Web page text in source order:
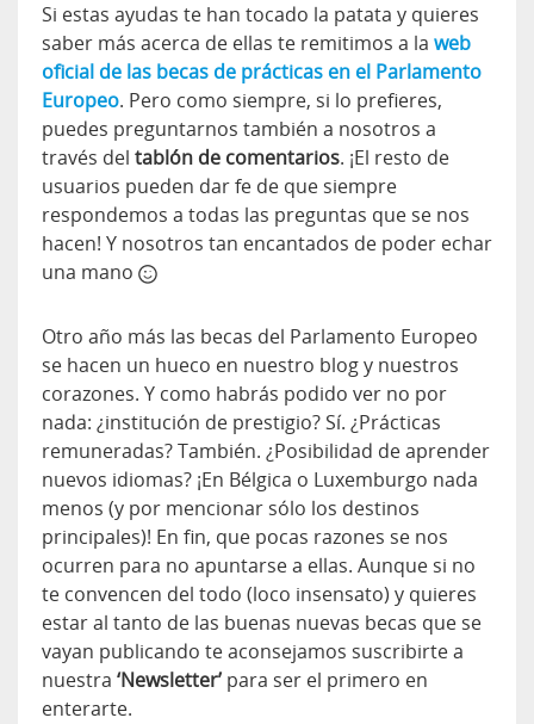
Si estas ayudas te han tocado la patata y quieres
saber más acerca de ellas te remitimos a la web
oficial de las becas de prácticas en el Parlamento
Europeo. Pero como siempre, si lo prefieres,
puedes preguntarnos también a nosotros a
través del tablón de comentarios. ¡El resto de
usuarios pueden dar fe de que siempre
respondemos a todas las preguntas que se nos
hacen! Y nosotros tan encantados de poder echar
una mano
Otro año más las becas del Parlamento Europeo
se hacen un hueco en nuestro blog y nuestros
corazones. Y como habrás podido ver no por
nada: ¿institución de prestigio? Sí. ¿Prácticas
remuneradas? También. ¿Posibilidad de aprender
nuevos idiomas? ¡En Bélgica o Luxemburgo nada
menos (y por mencionar sólo los destinos
principales)! En fin, que pocas razones se nos
ocurren para no apuntarse a ellas. Aunque si no
te convencen del todo (loco insensato) y quieres
estar al tanto de las buenas nuevas becas que se
vayan publicando te aconsejamos suscribirte a
nuestra ‘Newsletter’ para ser el primero en
enterarte.